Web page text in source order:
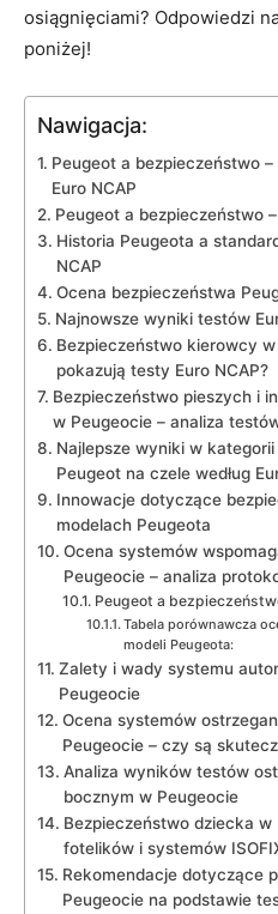
osiągnięciami?⁣ Odpowiedzi
poniżej!
Nawigacja:
Peugeot a bezpieczeństwo
Euro NCAP
Peugeot ⁣a bezpieczeństwo
Historia Peugeota ⁣a
NCAP
Ocena bezpieczeństwa
Najnowsze wyniki testów
Bezpieczeństwo kierowcy
pokazują testy Euro NCAP?
Bezpieczeństwo pieszych​ i
w⁣ Peugeocie – analiza
Najlepsze ​wyniki⁣ w
⁣Peugeot na​ czele⁣ według
Innowacje⁣ dotyczące
modelach Peugeota
Ocena systemów
Peugeocie – ​analiza
Peugeot ⁢a
Tabela porównawcza
modeli⁤ Peugeota:
Zalety⁣ i wady⁣ systemu
Peugeocie
Ocena systemów‌
Peugeocie ‍– czy są
Analiza ⁤wyników testów
bocznym w Peugeocie
Bezpieczeństwo dziecka w
fotelików i systemów
Rekomendacje dotyczące⁣
Peugeocie na podstawie